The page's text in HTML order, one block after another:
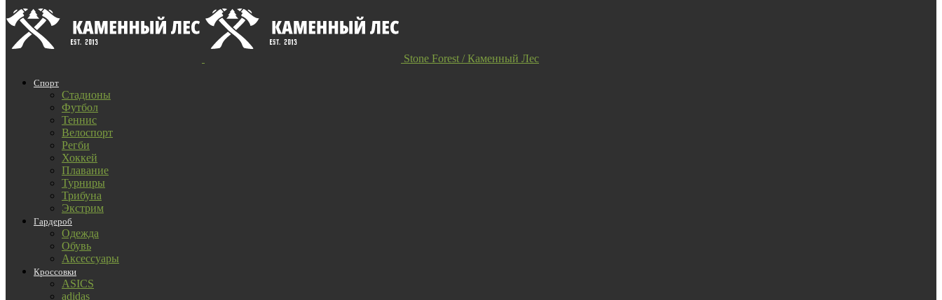
Stone Forest / Каменный Лес
Спорт
Стадионы
Футбол
Теннис
Велоспорт
Регби
Хоккей
Плавание
Турниры
Трибуна
Экстрим
Гардероб
Одежда
Обувь
Аксессуары
Кроссовки
ASICS
adidas